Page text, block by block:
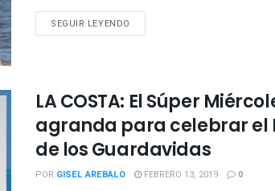
SEGUIR LEYENDO
LA COSTA: El Súper
agranda para celebrar el
de los Guardavidas
POR GISEL AREBALO FEBRERO 13, 2019 0